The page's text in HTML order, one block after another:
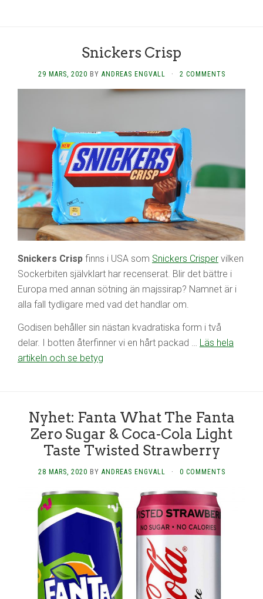
Snickers Crisp
29 MARS, 2020 BY ANDREAS ENGVALL · 2 COMMENTS
Snickers Crisp finns i USA som Snickers Crisper vilken
Sockerbiten självklart har recenserat. Blir det bättre i
Europa med annan sötning än majssirap? Namnet är i
alla fall tydligare med vad det handlar om.
Godisen behåller sin nästan kvadratiska form i två
delar. I botten återfinner vi en hårt packad … Läs hela
artikeln och se betyg
Nyhet: Fanta What The Fanta
Zero Sugar & Coca-Cola Light
Taste Twisted Strawberry
28 MARS, 2020 BY ANDREAS ENGVALL · 0 COMMENTS